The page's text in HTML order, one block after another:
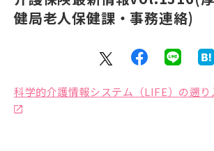
健局老人保健課・事務連絡)
科学的介護情報システム（LIFE）の遡